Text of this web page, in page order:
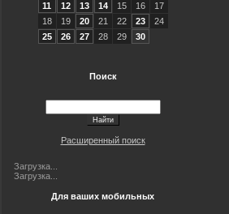
11
12 13 14 15 16
17
18
19 20 21 22 23
24
25
26 27 28 29 30
Поиск
Расширенный поиск
Загрузка...
Загрузка...
Для ваших мобильных